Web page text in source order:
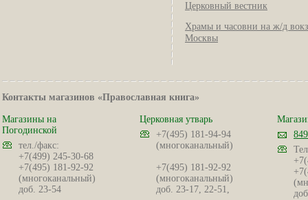
Церковный вестник
Храмы и часовни на ж/д
Москвы
Контакты магазинов «Православная книга»
Магазины на
Погодинской
тел./факс:
+7(499) 245-30-68
+7(495) 181-92-92
(многоканальный)
доб. 23-54
Церковная утварь
+7(495) 181-94-94
(многоканальный)
+7(495) 181-92-92
(многоканальный)
доб. 23-17, 22-51,